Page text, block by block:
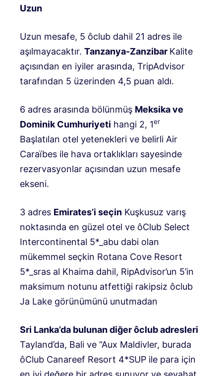
Uzun
Uzun mesafe, 5 ôclub dahil 21 adres ile
aşılmayacaktır. Tanzanya-Zanzibar Kalite
açısından en iyiler arasında, TripAdvisor
tarafından 5 üzerinden 4,5 puan aldı.
6 adres arasında bölünmüş Meksika ve
Dominik Cumhuriyeti hangi 2, 1er
Başlatılan otel yetenekleri ve belirli Air
Caraïbes ile hava ortaklıkları sayesinde
rezervasyonlar açısından uzun mesafe
ekseni.
3 adres Emirates’i seçin Kuşkusuz varış
noktasında en güzel otel ve ôClub Select
Intercontinental 5*_abu dabi olan
mükemmel seçkin Rotana Cove Resort
5*_sras al Khaima dahil, RipAdvisor’un 5’in
maksimum notunu atfettiği rakipsiz ôclub
Ja Lake görünümünü unutmadan
Sri Lanka’da bulunan diğer ôclub adresleri
Tayland’da, Bali ve “Aux Maldivler, burada
ôClub Canareef Resort 4*SUP ile para için